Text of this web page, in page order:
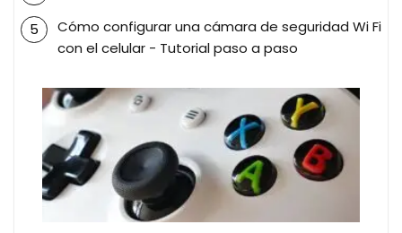
Cómo configurar una cámara de seguridad Wi Fi
con el celular - Tutorial paso a paso